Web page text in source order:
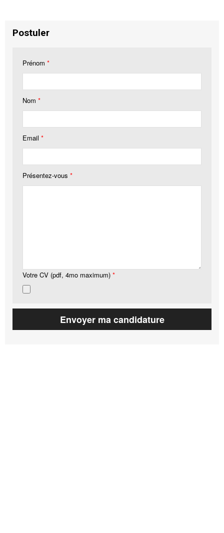
Postuler
Prénom *
Nom *
Email *
Présentez-vous *
Votre CV (pdf, 4mo maximum) *